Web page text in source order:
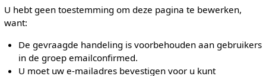
U hebt geen toestemming om deze pagina te bewerken,
want:
De gevraagde handeling is voorbehouden aan gebruikers
in de groep emailconfirmed.
U moet uw e-mailadres bevestigen voor u kunt